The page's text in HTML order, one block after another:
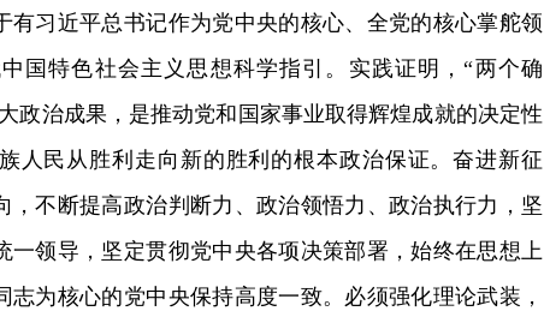
有习近平总书记作为党中央的核心、全党的核心掌舵领
国特色社会主义思想科学指引。实践证明，“两个确
政治成果，是推动党和国家事业取得辉煌成就的决定性
人民从胜利走向新的胜利的根本政治保证。奋进新征
，不断提高政治判断力、政治领悟力、政治执行力，坚
一领导，坚定贯彻党中央各项决策部署，始终在思想上
志为核心的党中央保持高度一致。必须强化理论武装，